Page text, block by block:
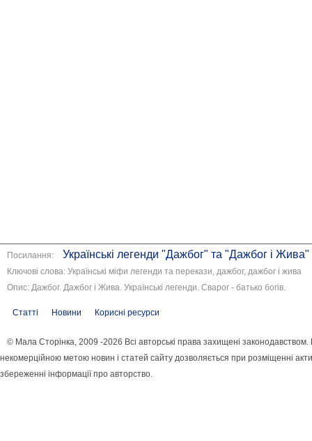
Посилання: Українські легенди "Дажбог" та "Дажбог і Жива"
Ключові слова: Українські міфи легенди та перекази, дажбог, дажбог і жива
Опис: Дажбог. Дажбог і Жива. Українські легенди. Сварог - батько богів.
Статті Новини Корисні ресурси
© Мала Сторінка, 2009 -2026 Всі авторські права захищені
некомерційною метою новин і статей сайту дозволяється при розміщенні
збереженні інформації про авторство.